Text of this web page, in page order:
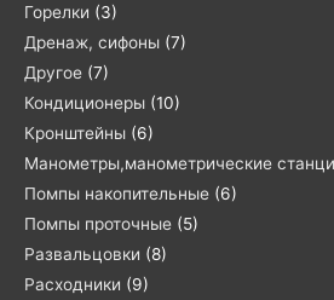
Горелки (3)
Дренаж, сифоны (7)
Другое (7)
Кондиционеры (10)
Кронштейны (6)
Манометры,манометрические
Помпы накопительные (6)
Помпы проточные (5)
Развальцовки (8)
Расходники (9)